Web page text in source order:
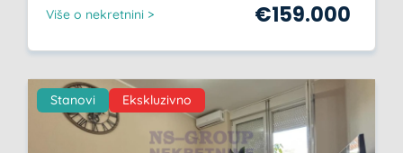
Više o nekretnini > €159.000
Stanovi Ekskluzivno